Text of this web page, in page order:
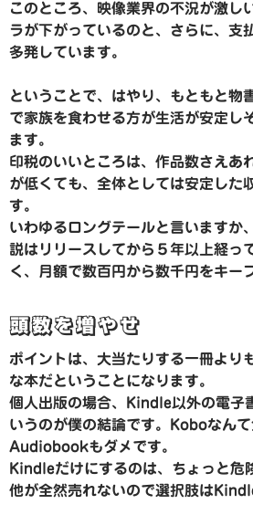
このところ、映像業界の不況が激し
ラが下がっているのと、さらに、支
多発しています。
ということで、はやり、もともと物
で家族を食わせる方が生活が安定し
ます。
印税のいいところは、作品数さえあ
が低くても、全体としては安定した
す。
いわゆるロングテールと言いますか
説はリリースしてから５年以上経っ
く、月額で数百円から数千円をキー
頭数を増やせ
ポイントは、大当たりする一冊より
な本だということになります。
個人出版の場合、Kindle以外の電子
いうのが僕の結論です。Koboなんて
Audiobookもダメです。
Kindleだけにするのは、ちょっと危
他が全然売れないので選択肢は